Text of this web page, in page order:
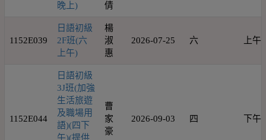
晚上)
倩
1152E039
日語初級
2F班(六
上午)
楊
淑
惠
2026-07-25 六 上午
1152E044
日語初級
3J班(加強
生活旅遊
及職場用
語)(四下
午)(提供
曹
家
豪
2026-09-03 四 下午